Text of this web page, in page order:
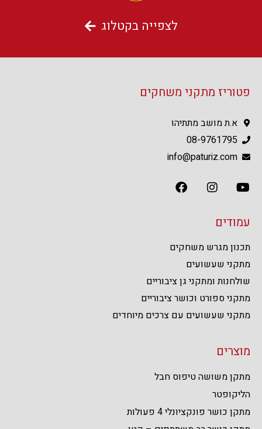
לצפייה בקטלוג
פטוריז מתקני משחקים
א.ת מושב מתתיהו
08-9761795
info@paturiz.com
עמודים
תכנון מגרש משחקים
מתקני שעשועים
שולחנות ומתקני גן ציבוריים
מתקני ספורט וכושר ציבוריים
מתקני שעשועים עם צרכים מיוחדים
מוצרים
מתקן משושה טיפוס חבל
הליקופטר
מתקן כושר פונקציונלי 4 פעולות